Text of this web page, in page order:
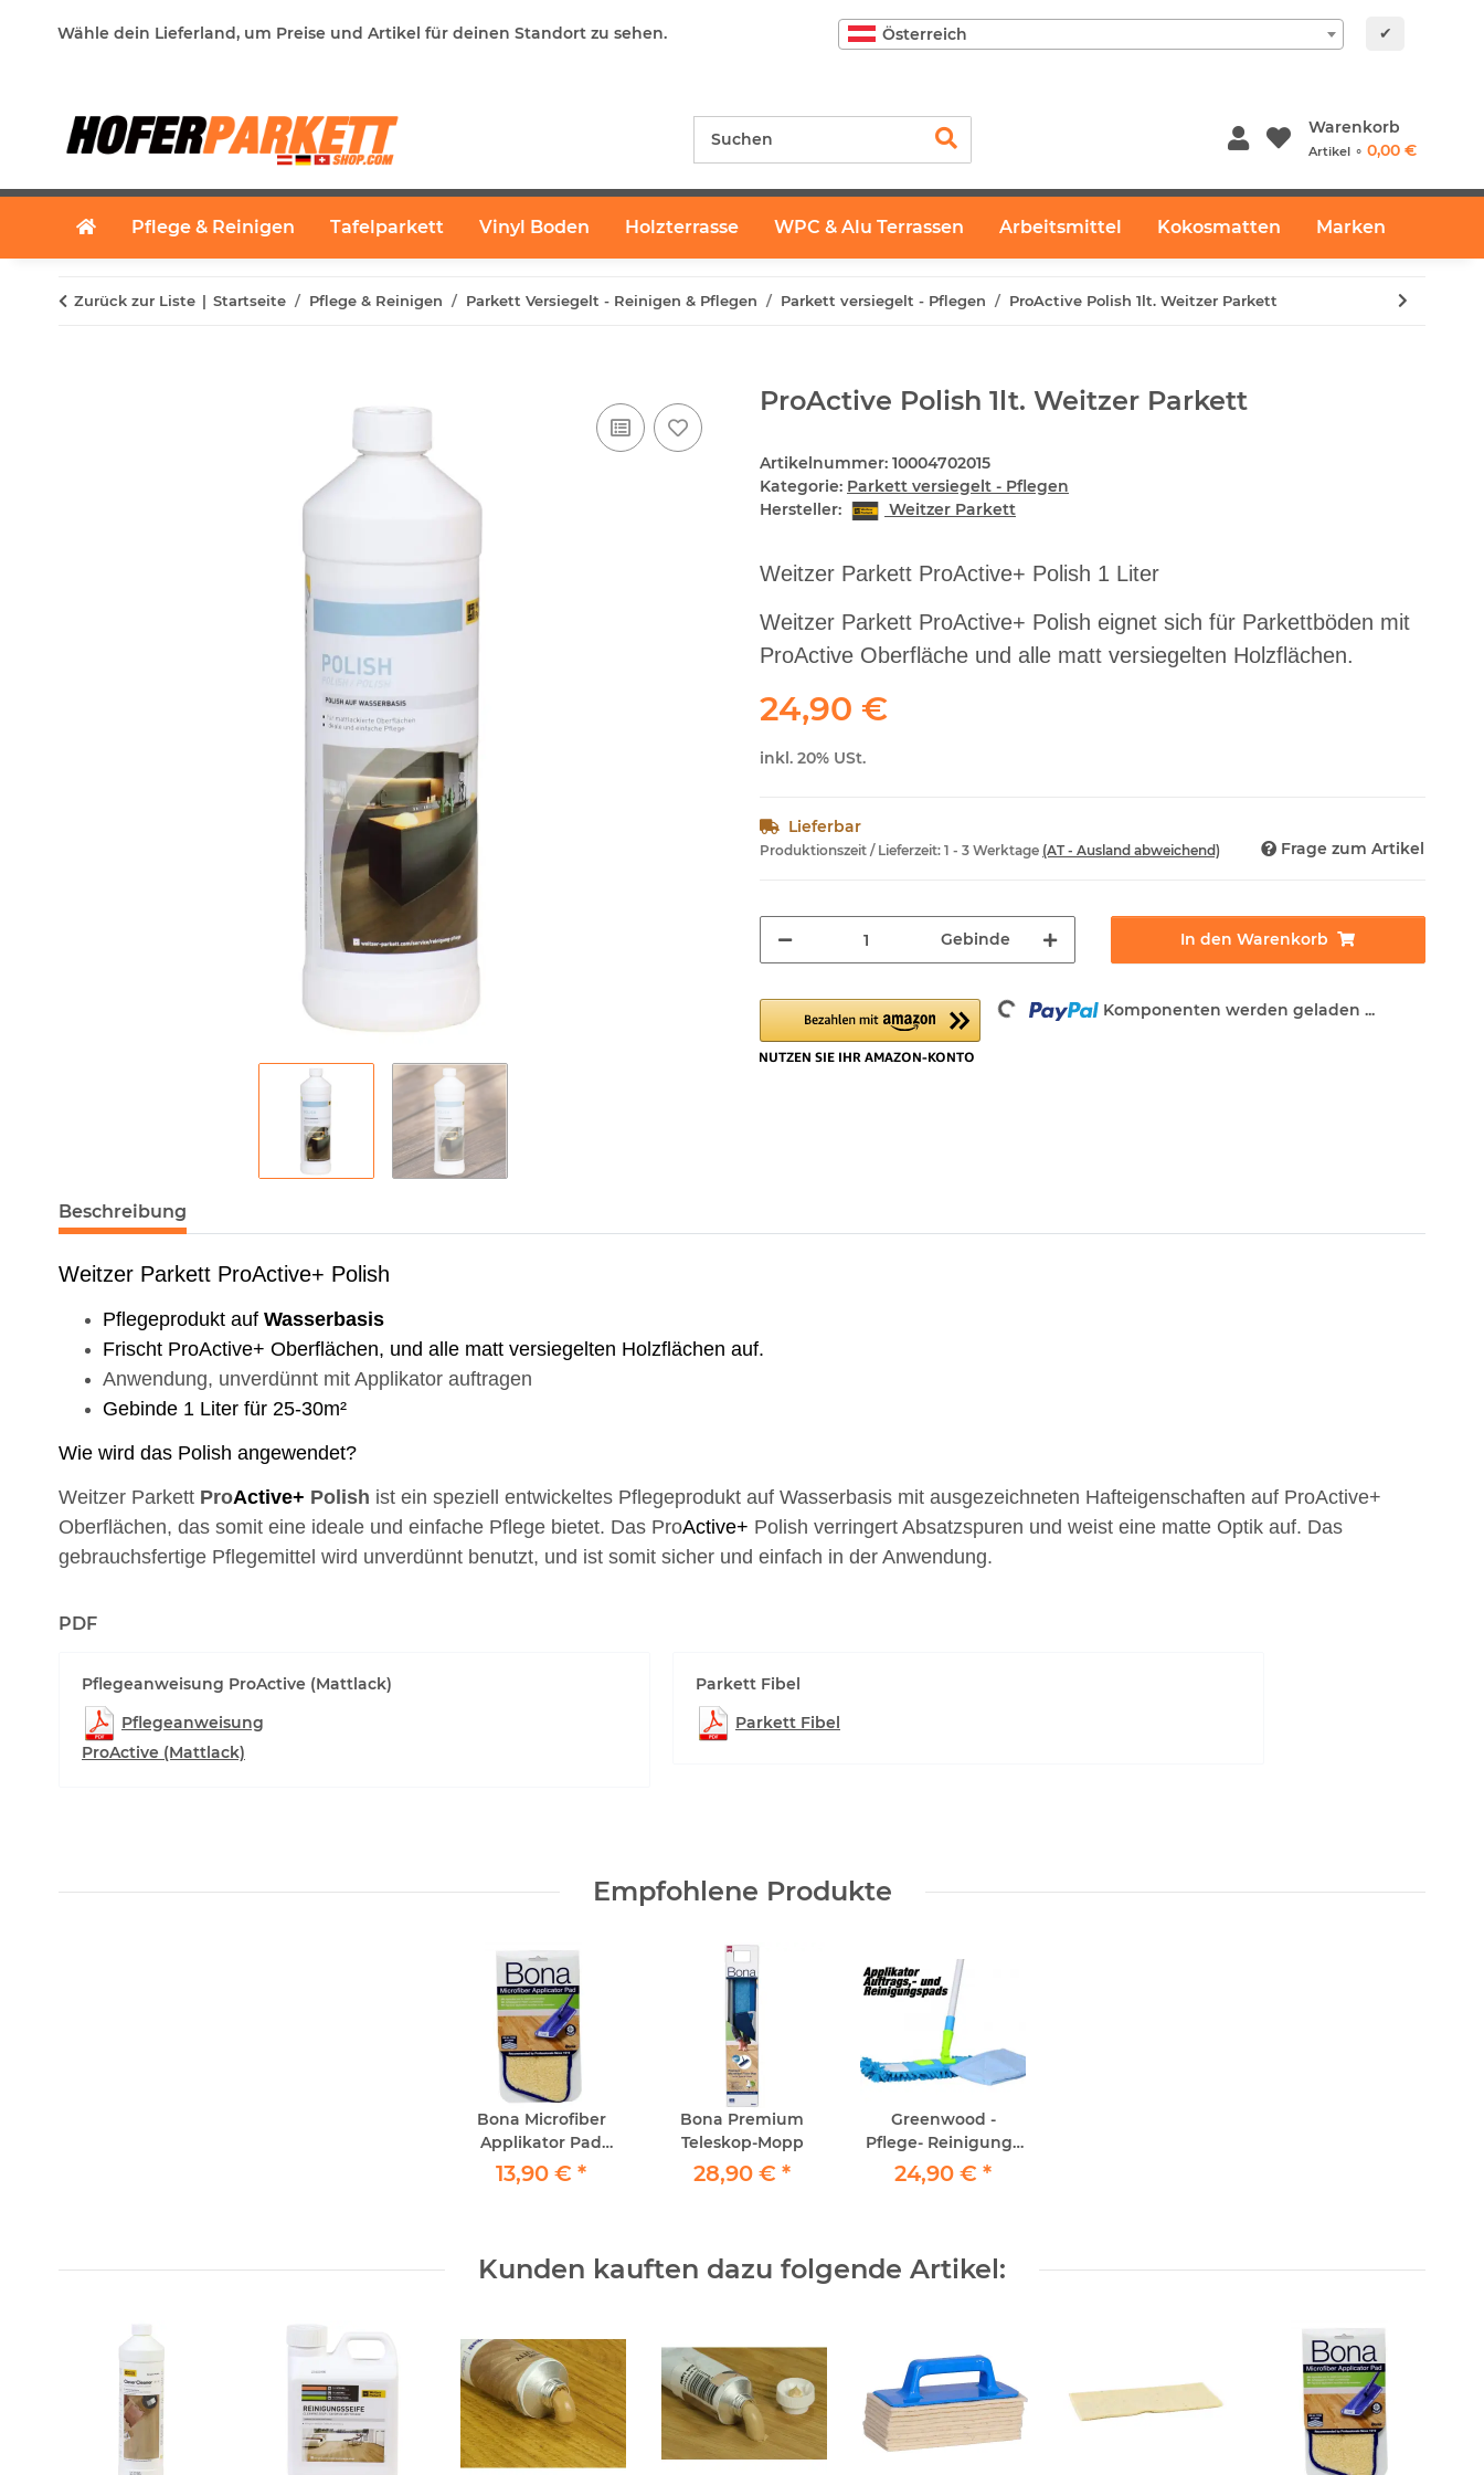
Wähle dein Lieferland, um Preise und Artikel für deinen Standort zu sehen. Österreich ✔
Warenkorb
Artikel ⚬ 0,00 €
Pflege & Reinigen Tafelparkett Vinyl Boden Holzterrasse WPC & Alu Terrassen Arbeitsmittel Kokosmatten Marken
Zurück zur Liste Startseite Pflege & Reinigen Parkett Versiegelt - Reinigen & Pflegen Parkett versiegelt - Pflegen ProActive Polish 1lt. Weitzer Parkett
ProActive Polish 1lt. Weitzer Parkett
Artikelnummer: 10004702015
Kategorie: Parkett versiegelt - Pflegen
Hersteller:
Weitzer Parkett
Weitzer Parkett ProActive+ Polish 1 Liter
Weitzer Parkett ProActive+ Polish eignet sich für Parkettböden mit
ProActive Oberfläche und alle matt versiegelten Holzflächen.
24,90 €
inkl. 20% USt.
Lieferbar
Produktionszeit / Lieferzeit: 1 - 3 Werktage (AT - Ausland abweichend) Frage zum Artikel
Gebinde In den Warenkorb
Loading... Komponenten werden geladen ...
Beschreibung
Weitzer Parkett ProActive+ Polish
Pflegeprodukt auf Wasserbasis
Frischt ProActive+ Oberflächen, und alle matt versiegelten Holzflächen auf.
Anwendung, unverdünnt mit Applikator auftragen
Gebinde 1 Liter für 25-30m²
Wie wird das Polish angewendet?
Weitzer Parkett ProActive+ Polish ist ein speziell entwickeltes Pflegeprodukt auf Wasserbasis mit ausgezeichneten Hafteigenschaften auf ProActive+
Oberflächen, das somit eine ideale und einfache Pflege bietet. Das ProActive+ Polish verringert Absatzspuren und weist eine matte Optik auf. Das
gebrauchsfertige Pflegemittel wird unverdünnt benutzt, und ist somit sicher und einfach in der Anwendung.
PDF
Pflegeanweisung ProActive (Mattlack)
Pflegeanweisung
ProActive (Mattlack)
Parkett Fibel
Parkett Fibel
Empfohlene Produkte
Bona Microfiber
Applikator Pad
waschbar
13,90 € *
Bona Premium
Teleskop-Mopp
28,90 € *
Greenwood -
Pflege- Reinigung,-
Polish Refresher
Auftragsset +
24,90 € *
Kunden kauften dazu folgende Artikel: